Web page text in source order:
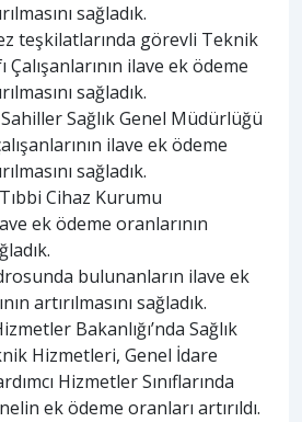
sağladık.
teşkilatlarında görevli Teknik
Çalışanlarının ilave ek ödeme
sağladık.
Sağlık Genel Müdürlüğü
ilave ek ödeme
sağladık.
Cihaz Kurumu
ek ödeme oranlarının
bulunanların ilave ek
artırılmasını sağladık.
Bakanlığı’nda Sağlık
Hizmetleri, Genel İdare
Hizmetler Sınıflarında
ek ödeme oranları artırıldı.